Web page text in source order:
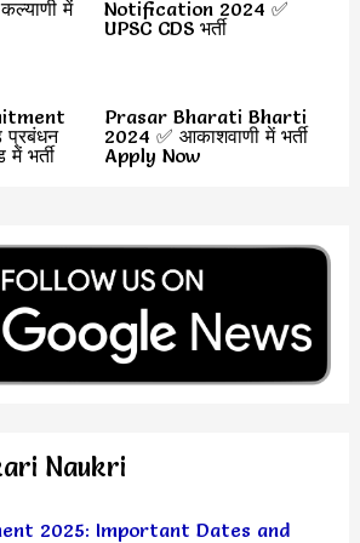
में
Notification 2024 ✅
UPSC CDS भर्ती
प्रबंधन
भर्ती
Prasar Bharati Bharti
2024 ✅ आकाशवाणी में भर्ती
Apply Now
Naukri
2025: Important Dates and